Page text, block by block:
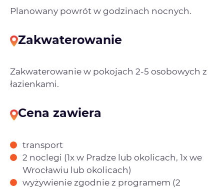
Planowany powrót w godzinach nocnych.
Zakwaterowanie
Zakwaterowanie w pokojach 2-5 osobowych z
łazienkami.
Cena zawiera
transport
2 noclegi (1x w Pradze lub okolicach, 1x we
Wrocławiu lub okolicach)
wyżywienie zgodnie z programem (2